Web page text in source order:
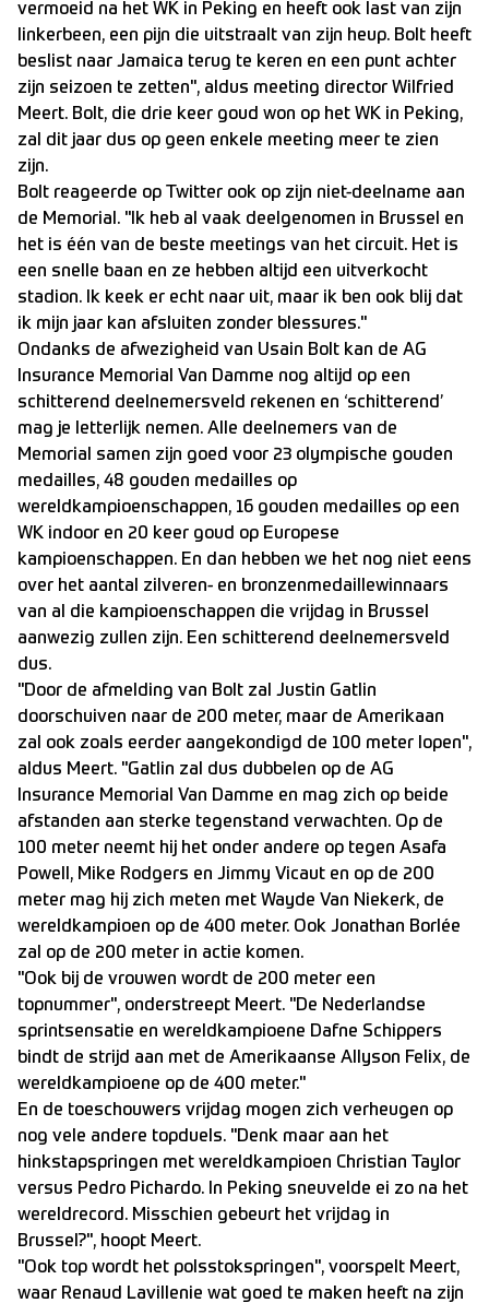
vermoeid na het WK in Peking en heeft ook last van zijn
linkerbeen, een pijn die uitstraalt van zijn heup. Bolt heeft
beslist naar Jamaica terug te keren en een punt achter
zijn seizoen te zetten", aldus meeting director Wilfried
Meert. Bolt, die drie keer goud won op het WK in Peking,
zal dit jaar dus op geen enkele meeting meer te zien
zijn.
Bolt reageerde op Twitter ook op zijn niet-deelname aan
de Memorial. "Ik heb al vaak deelgenomen in Brussel en
het is één van de beste meetings van het circuit. Het is
een snelle baan en ze hebben altijd een uitverkocht
stadion. Ik keek er echt naar uit, maar ik ben ook blij dat
ik mijn jaar kan afsluiten zonder blessures."
Ondanks de afwezigheid van Usain Bolt kan de AG
Insurance Memorial Van Damme nog altijd op een
schitterend deelnemersveld rekenen en ‘schitterend’
mag je letterlijk nemen. Alle deelnemers van de
Memorial samen zijn goed voor 23 olympische gouden
medailles, 48 gouden medailles op
wereldkampioenschappen, 16 gouden medailles op een
WK indoor en 20 keer goud op Europese
kampioenschappen. En dan hebben we het nog niet eens
over het aantal zilveren- en bronzenmedaillewinnaars
van al die kampioenschappen die vrijdag in Brussel
aanwezig zullen zijn. Een schitterend deelnemersveld
dus.
"Door de afmelding van Bolt zal Justin Gatlin
doorschuiven naar de 200 meter, maar de Amerikaan
zal ook zoals eerder aangekondigd de 100 meter lopen",
aldus Meert. "Gatlin zal dus dubbelen op de AG
Insurance Memorial Van Damme en mag zich op beide
afstanden aan sterke tegenstand verwachten. Op de
100 meter neemt hij het onder andere op tegen Asafa
Powell, Mike Rodgers en Jimmy Vicaut en op de 200
meter mag hij zich meten met Wayde Van Niekerk, de
wereldkampioen op de 400 meter. Ook Jonathan Borlée
zal op de 200 meter in actie komen.
"Ook bij de vrouwen wordt de 200 meter een
topnummer", onderstreept Meert. "De Nederlandse
sprintsensatie en wereldkampioene Dafne Schippers
bindt de strijd aan met de Amerikaanse Allyson Felix, de
wereldkampioene op de 400 meter."
En de toeschouwers vrijdag mogen zich verheugen op
nog vele andere topduels. "Denk maar aan het
hinkstapspringen met wereldkampioen Christian Taylor
versus Pedro Pichardo. In Peking sneuvelde ei zo na het
wereldrecord. Misschien gebeurt het vrijdag in
Brussel?", hoopt Meert.
"Ook top wordt het polsstokspringen", voorspelt Meert,
waar Renaud Lavillenie wat goed te maken heeft na zijn